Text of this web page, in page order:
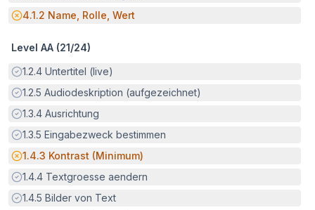
Potenzielle Barriere:
4.1.2 Name, Rolle, Wert
Level AA (21/24)
Erfüllt:
1.2.4 Untertitel (live)
Erfüllt:
1.2.5 Audiodeskription (aufgezeichnet)
Erfüllt:
1.3.4 Ausrichtung
Erfüllt:
1.3.5 Eingabezweck bestimmen
Potenzielle Barriere:
1.4.3 Kontrast (Minimum)
Erfüllt:
1.4.4 Textgroesse aendern
Erfüllt:
1.4.5 Bilder von Text